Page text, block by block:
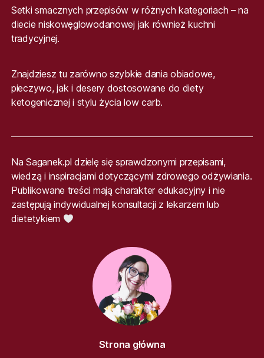
Setki smacznych przepisów w różnych kategoriach – na
diecie niskowęglowodanowej jak również kuchni
tradycyjnej.
Znajdziesz tu zarówno szybkie dania obiadowe,
pieczywo, jak i desery dostosowane do diety
ketogenicznej i stylu życia low carb.
Na Saganek.pl dzielę się sprawdzonymi przepisami,
wiedzą i inspiracjami dotyczącymi zdrowego odżywiania.
Publikowane treści mają charakter edukacyjny i nie
zastępują indywidualnej konsultacji z lekarzem lub
dietetykiem
Strona główna